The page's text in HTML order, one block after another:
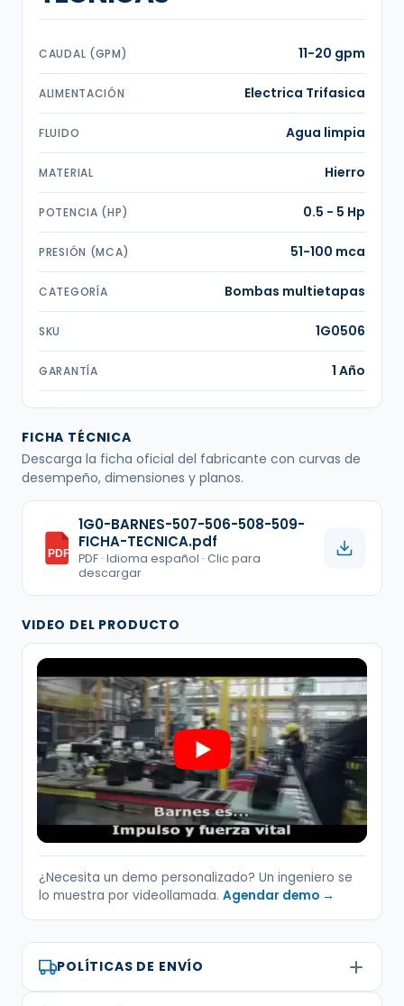
CAUDAL (GPM) 11-20 gpm
ALIMENTACIÓN Electrica Trifasica
FLUIDO Agua limpia
MATERIAL Hierro
POTENCIA (HP) 0.5 - 5 Hp
PRESIÓN (MCA) 51-100 mca
CATEGORÍA Bombas multietapas
SKU 1G0506
GARANTÍA 1 Año
FICHA TÉCNICA
Descarga la ficha oficial del fabricante con curvas de
desempeño, dimensiones y planos.
PDF
1G0-BARNES-507-506-508-509-
FICHA-TECNICA.pdf
PDF · Idioma español · Clic para
descargar
VIDEO DEL PRODUCTO
¿Necesita un demo personalizado? Un ingeniero se
lo muestra por videollamada. Agendar demo →
POLÍTICAS DE ENVÍO